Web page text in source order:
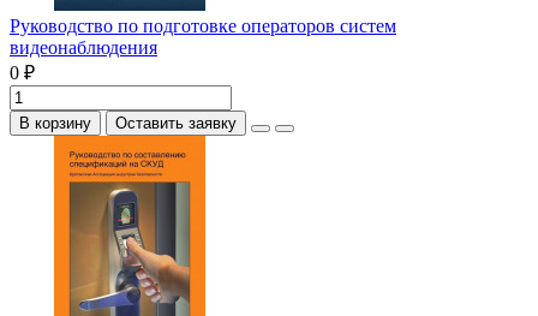
Руководство по подготовке операторов систем
видеонаблюдения
0 ₽
В корзину Оставить заявку